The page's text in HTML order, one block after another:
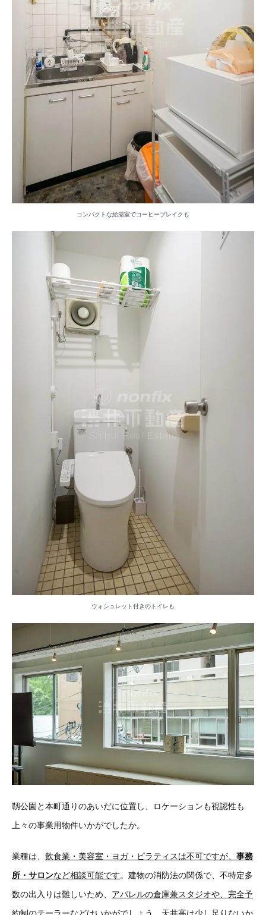
コンパクトな給湯室でコーヒーブレイクも
ウォシュレット付きのトイレも
靱公園と本町通りのあいだに位置し、ロケーションも視認性も
上々の事業用物件いかがでしたか。
業種は、 飲食業・美容室・ ヨガ・ピラティスは不可ですが、 事務
所・サロンなど相談可能です。建物の消防法の関係で、不特定多
数の出入りは難しいため、 アパレルの倉庫兼スタジオや、完全予
約制のテーラーなどはいかがでしょう
。天井高は少し足りないか